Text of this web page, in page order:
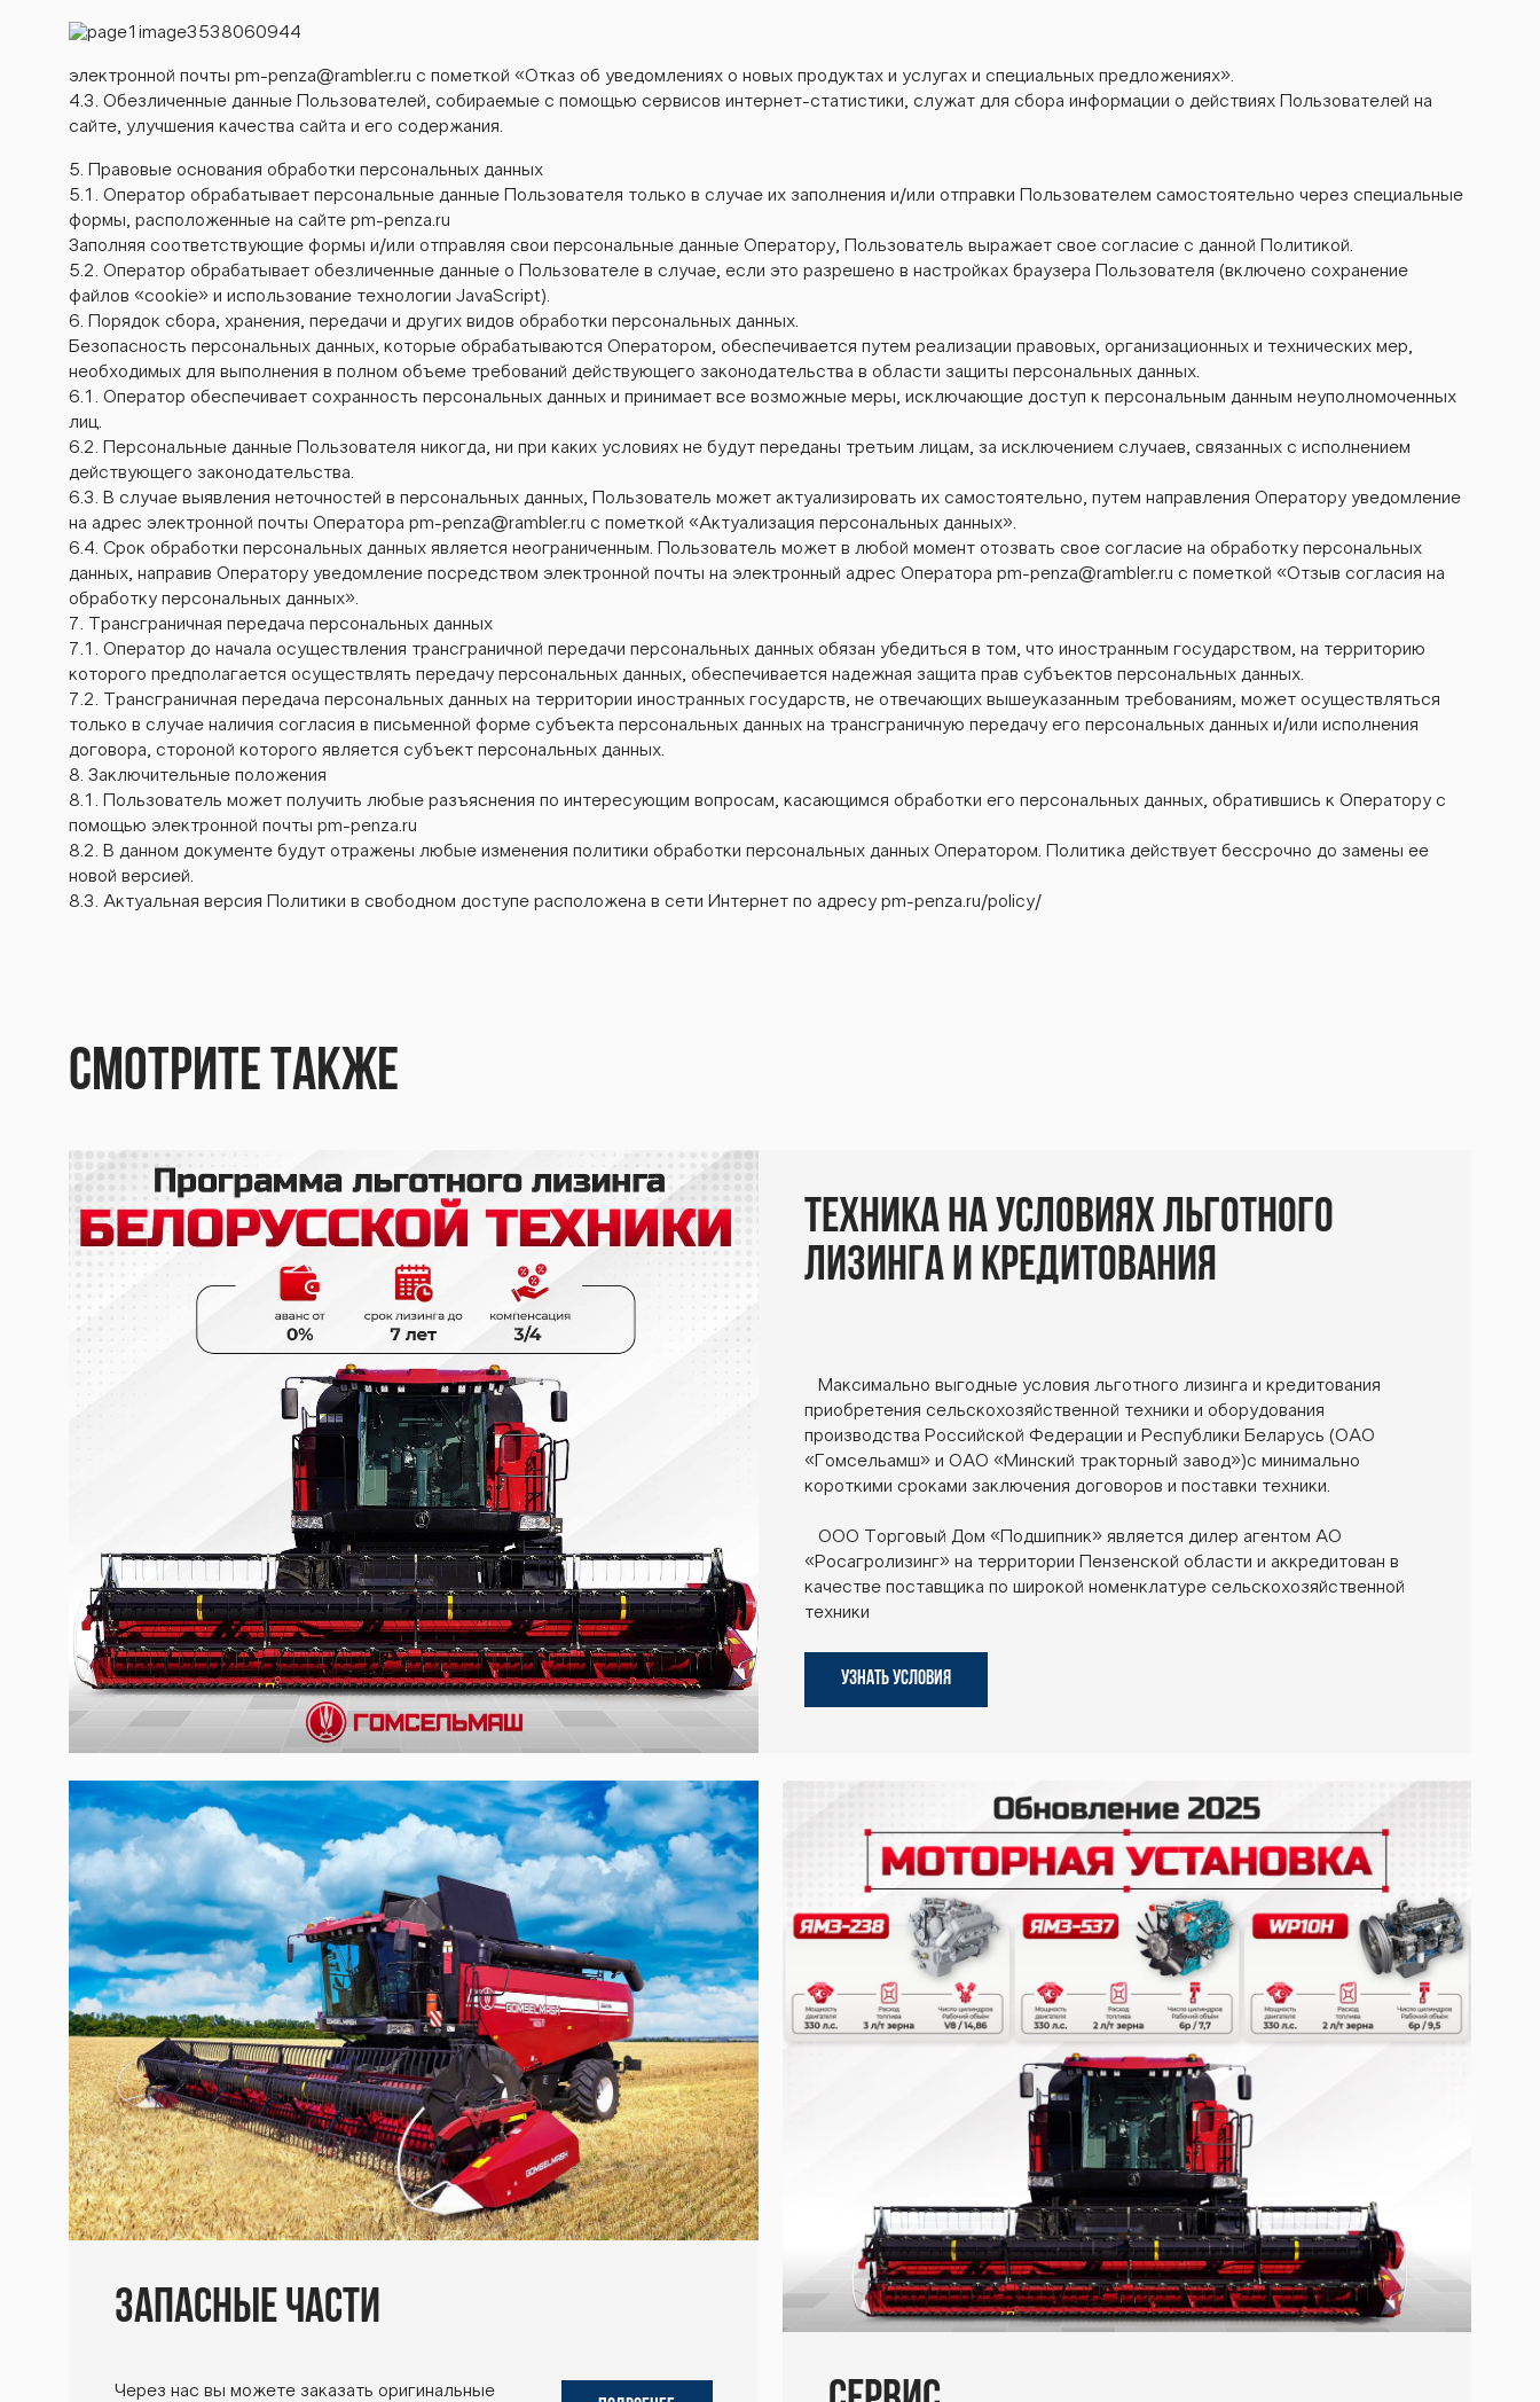
электронной почты pm-penza@rambler.ru с пометкой «Отказ об уведомлениях о новых продуктах и услугах и специальных предложениях».
4.3. Обезличенные данные Пользователей, собираемые с помощью сервисов интернет-статистики, служат для сбора информации о действиях Пользователей на
сайте, улучшения качества сайта и его содержания.
5. Правовые основания обработки персональных данных
5.1. Оператор обрабатывает персональные данные Пользователя только в случае их заполнения и/или отправки Пользователем самостоятельно через специальные
формы, расположенные на сайте pm-penza.ru
Заполняя соответствующие формы и/или отправляя свои персональные данные Оператору, Пользователь выражает свое согласие с данной Политикой.
5.2. Оператор обрабатывает обезличенные данные о Пользователе в случае, если это разрешено в настройках браузера Пользователя (включено сохранение
файлов «cookie» и использование технологии JavaScript).
6. Порядок сбора, хранения, передачи и других видов обработки персональных данных.
Безопасность персональных данных, которые обрабатываются Оператором, обеспечивается путем реализации правовых, организационных и технических мер,
необходимых для выполнения в полном объеме требований действующего законодательства в области защиты персональных данных.
6.1. Оператор обеспечивает сохранность персональных данных и принимает все возможные меры, исключающие доступ к персональным данным неуполномоченных
лиц.
6.2. Персональные данные Пользователя никогда, ни при каких условиях не будут переданы третьим лицам, за исключением случаев, связанных с исполнением
действующего законодательства.
6.3. В случае выявления неточностей в персональных данных, Пользователь может актуализировать их самостоятельно, путем направления Оператору уведомление
на адрес электронной почты Оператора pm-penza@rambler.ru с пометкой «Актуализация персональных данных».
6.4. Срок обработки персональных данных является неограниченным. Пользователь может в любой момент отозвать свое согласие на обработку персональных
данных, направив Оператору уведомление посредством электронной почты на электронный адрес Оператора pm-penza@rambler.ru с пометкой «Отзыв согласия на
обработку персональных данных».
7. Трансграничная передача персональных данных
7.1. Оператор до начала осуществления трансграничной передачи персональных данных обязан убедиться в том, что иностранным государством, на территорию
которого предполагается осуществлять передачу персональных данных, обеспечивается надежная защита прав субъектов персональных данных.
7.2. Трансграничная передача персональных данных на территории иностранных государств, не отвечающих вышеуказанным требованиям, может осуществляться
только в случае наличия согласия в письменной форме субъекта персональных данных на трансграничную передачу его персональных данных и/или исполнения
договора, стороной которого является субъект персональных данных.
8. Заключительные положения
8.1. Пользователь может получить любые разъяснения по интересующим вопросам, касающимся обработки его персональных данных, обратившись к Оператору с
помощью электронной почты pm-penza.ru
8.2. В данном документе будут отражены любые изменения политики обработки персональных данных Оператором. Политика действует бессрочно до замены ее
новой версией.
8.3. Актуальная версия Политики в свободном доступе расположена в сети Интернет по адресу pm-penza.ru/policy/ ​
Смотрите также
Техника на условиях льготного
лизинга и кредитования
Максимально выгодные условия льготного лизинга и кредитования
приобретения сельскохозяйственной техники и оборудования
производства Российской Федерации и Республики Беларусь (ОАО
«Гомсельамш» и ОАО «Минский тракторный завод»)с минимально
короткими сроками заключения договоров и поставки техники.
ООО Торговый Дом «Подшипник» является дилер агентом АО
«Росагролизинг» на территории Пензенской области и аккредитован в
качестве поставщика по широкой номенклатуре сельскохозяйственной
техники
УЗНАТЬ УСЛОВИЯ
Запасные части
Через нас вы можете заказать оригинальные